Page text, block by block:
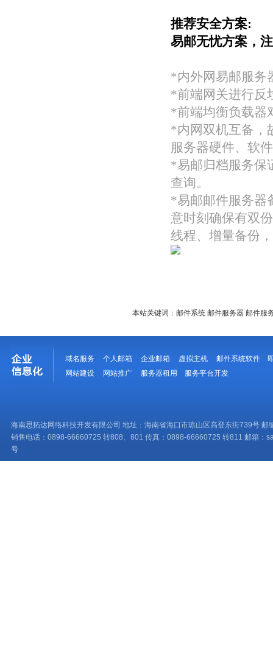
推荐安全方案:
易邮无忧方案，
*内外网易邮服务
*前端网关进行反
*前端均衡负载器
*内网双机互备，
服务器硬件、软
*易邮归档服务保
查询。
*易邮邮件服务器
意时刻确保有双
线程、增量备份
本站关键词： 邮件系统 邮件服务器 邮件服
域名服务 个人邮箱 企业邮箱 虚拟主机 邮件系统软件
网站建设
网站推广 服务器租用 服务平台开发
海南思拓达网络科技开发有限公司 地址：海南省海口市琼山区高登东街739号 邮
销售电话：0898-66660725 转808、801 传真：0898-66660725 转811 邮箱：
号